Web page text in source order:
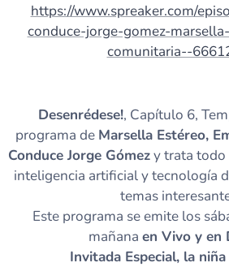
https://www.spreaker.com/
conduce-jorge-gomez-
comunitaria--
Desenrédese!, Capítulo 6,
programa de Marsella Estéreo,
Conduce Jorge Gómezy trata todo
inteligencia artificial y tecnología
temas
Este programa se emite los
mañana en Vivo y en
Invitada Especial, la